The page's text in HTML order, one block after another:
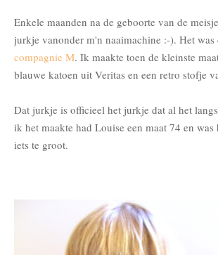
Enkele maanden na de geboorte van de
jurkje vanonder m'n naaimachine :-). Het
compagnie M. Ik maakte toen de kleinste
blauwe katoen uit Veritas en een retro stofje
Dat jurkje is officieel het jurkje dat al het
ik het maakte had Louise een maat 74 en
iets te groot.